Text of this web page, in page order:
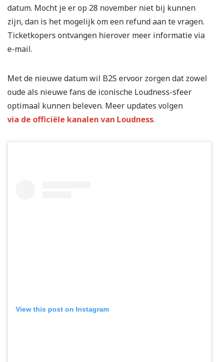
datum. Mocht je er op 28 november niet bij kunnen
zijn, dan is het mogelijk om een refund aan te vragen.
Ticketkopers ontvangen hierover meer informatie via
e-mail.
Met de nieuwe datum wil B2S ervoor zorgen dat zowel
oude als nieuwe fans de iconische Loudness-sfeer
optimaal kunnen beleven. Meer updates volgen
via de officiële kanalen van Loudness.
View this post on Instagram